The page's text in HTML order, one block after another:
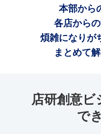
本部から
各店から
煩雑になりが
まとめて
店研創意
で